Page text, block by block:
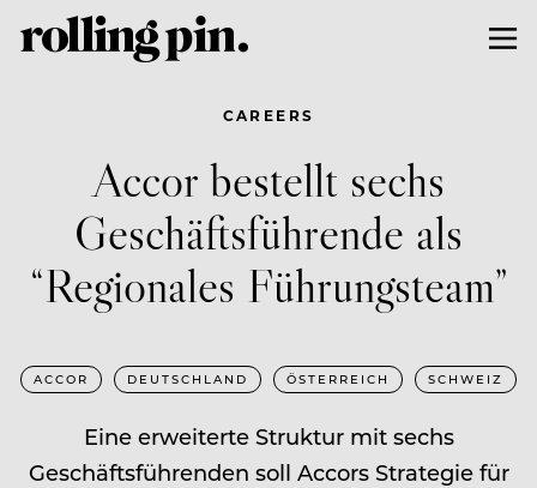
CAREERS
Accor bestellt sechs
Geschäftsführende als
“Regionales Führungsteam”
ACCOR DEUTSCHLAND ÖSTERREICH SCHWEIZ
Eine erweiterte Struktur mit sechs
Geschäftsführenden soll Accors Strategie für